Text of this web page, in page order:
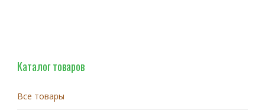
Каталог товаров
Все товары